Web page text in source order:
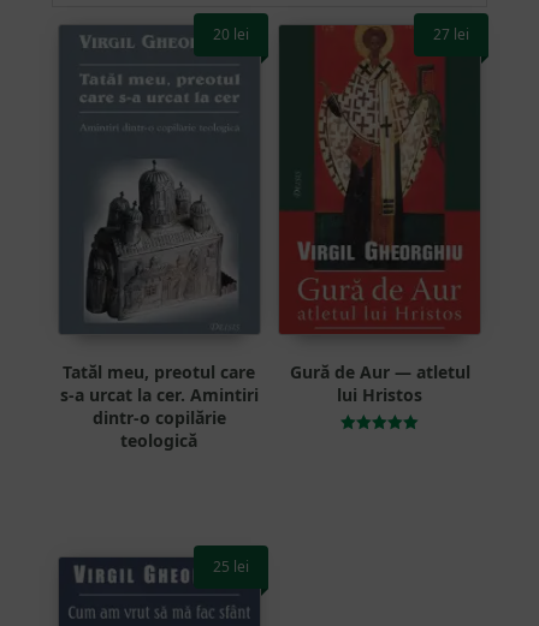
Tatăl meu, preotul care
s-a urcat la cer. Amintiri
dintr-o copilărie
teologică
20 lei
Gură de Aur — atletul
lui Hristos
27 lei
25 lei